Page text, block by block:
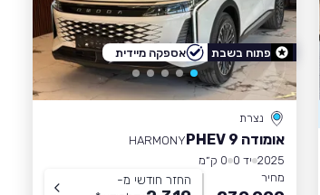
נצרת
אומודה 9 PHEV
HARMONY
2025 יד 0
0 ק״מ
מחיר
החזר חודשי מ-
פתוח בשבת אספקה מיידית